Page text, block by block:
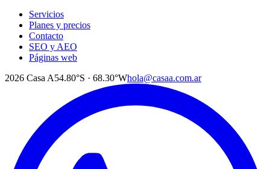
Servicios
Planes y precios
Contacto
SEO y AEO
Páginas web
2026 Casa A54.80°S · 68.30°Whola@casaa.com.ar